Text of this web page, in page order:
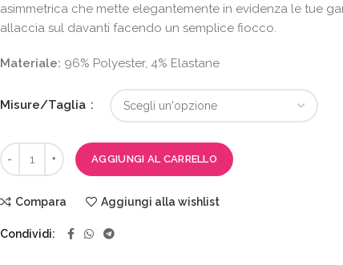
asimmetrica che mette elegantemente in evidenza le tue
allaccia sul davanti facendo un semplice fiocco.
Materiale: 96% Polyester, 4% Elastane
Misure/Taglia
AGGIUNGI AL CARRELLO
Compara Aggiungi alla wishlist
Condividi